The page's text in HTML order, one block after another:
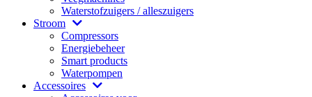
Waterstofzuigers / alleszuigers
Stroom
Compressors
Energiebeheer
Smart products
Waterpompen
Accessoires